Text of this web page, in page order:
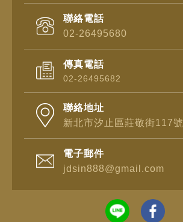
聯絡電話
02-26495680
傳真電話
02-26495682
聯絡地址
新北市汐止區莊敬街117號
電子郵件
jdsin888@gmail.com